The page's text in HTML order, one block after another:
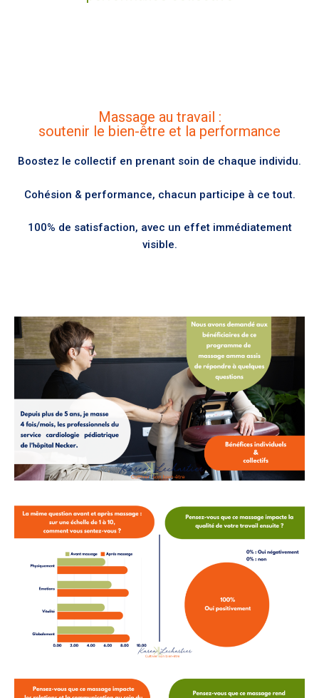
Massage au travail :
soutenir le bien-être et la performance
Boostez le collectif en prenant soin de chaque individu.
Cohésion & performance, chacun participe à ce tout.
100% de satisfaction, avec un effet immédiatement
visible.